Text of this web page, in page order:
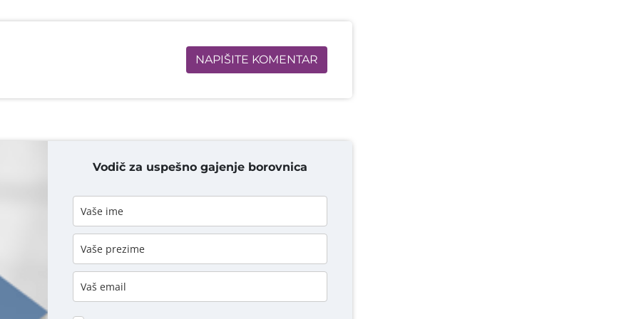
NAPIŠITE KOMENTAR
KOMENTAR
Vodič za uspešno gajenje borovnica